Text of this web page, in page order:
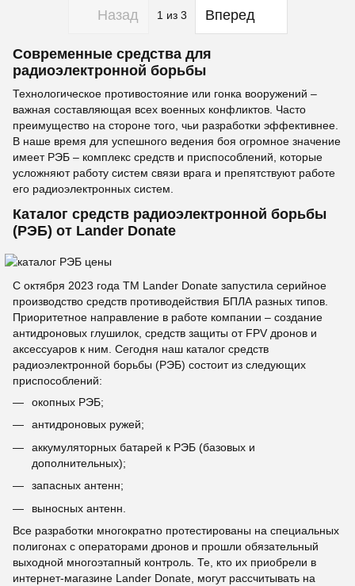
Назад 1 из 3 Вперед
Современные средства для
радиоэлектронной борьбы
Технологическое противостояние или гонка вооружений –
важная составляющая всех военных конфликтов. Часто
преимущество на стороне того, чьи разработки эффективнее.
В наше время для успешного ведения боя огромное значение
имеет РЭБ – комплекс средств и приспособлений, которые
усложняют работу систем связи врага и препятствуют работе
его радиоэлектронных систем.
Каталог средств радиоэлектронной борьбы
(РЭБ) от Lander Donate
С октября 2023 года ТМ Lander Donate запустила серийное
производство средств противодействия БПЛА разных типов.
Приоритетное направление в работе компании – создание
антидроновых глушилок, средств защиты от FPV дронов и
аксессуаров к ним. Сегодня наш каталог средств
радиоэлектронной борьбы (РЭБ) состоит из следующих
приспособлений:
окопных РЭБ;
антидроновых ружей;
аккумуляторных батарей к РЭБ (базовых и
дополнительных);
запасных антенн;
выносных антенн.
Все разработки многократно протестированы на специальных
полигонах с операторами дронов и прошли обязательный
выходной многоэтапный контроль. Те, кто их приобрели в
интернет-магазине Lander Donate, могут рассчитывать на